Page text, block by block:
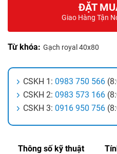
ĐẶT
Giao Hàng Tận
Từ khóa: Gạch royal 40x80
CSKH 1: 0983 750 566
CSKH 2: 0983 573 166
CSKH 3: 0916 950 756
Thông số kỹ thuật